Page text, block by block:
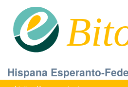
Hispana Esperanto-